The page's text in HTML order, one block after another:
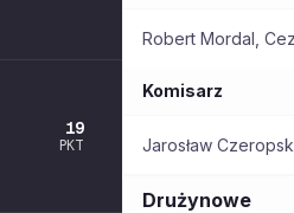
19
PKT
Robert Mordal
Komisarz
Jarosław
Drużynowe